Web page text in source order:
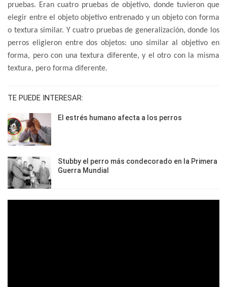
pruebas. Eran cuatro pruebas de objetivo, donde tuvieron que
elegir entre el objeto objetivo entrenado y un objeto con forma
o textura similar. Y cuatro pruebas de generalización, donde los
perros eligieron entre dos objetos: uno similar al objetivo en
forma, pero con una textura diferente, y el otro con la misma
textura, pero forma diferente.
TE PUEDE INTERESAR:
El estrés humano afecta a los perros
Stubby el perro más condecorado en la Primera
Guerra Mundial